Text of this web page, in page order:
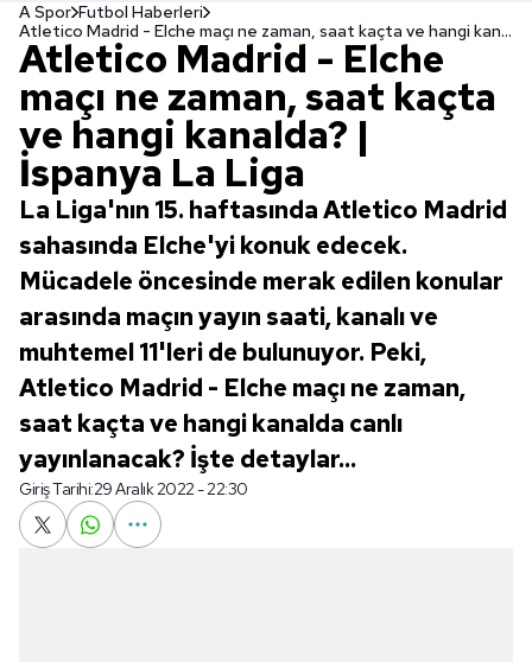
A Spor Futbol Haberleri
Atletico Madrid - Elche maçı ne zaman, saat kaçta ve hangi kanalda? | İspanya La Liga
Atletico Madrid - Elche
maçı ne zaman, saat kaçta
ve hangi kanalda? |
İspanya La Liga
La Liga'nın 15. haftasında Atletico Madrid
sahasında Elche'yi konuk edecek.
Mücadele öncesinde merak edilen konular
arasında maçın yayın saati, kanalı ve
muhtemel 11'leri de bulunuyor. Peki,
Atletico Madrid - Elche maçı ne zaman,
saat kaçta ve hangi kanalda canlı
yayınlanacak? İşte detaylar...
Giriş Tarihi:29 Aralık 2022 - 22:30